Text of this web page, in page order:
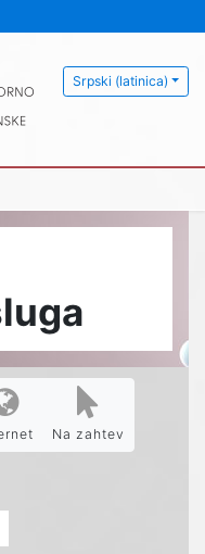
Srpski (latinica)
Na zahtev